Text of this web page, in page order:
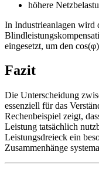
höhere
In Industrieanlagen wird
eingesetzt, um den
Fazit
Die Unterscheidung
essenziell für das
Rechenbeispiel zeigt,
Leistung tatsächlich
Leistungsdreieck ein
Zusammenhänge